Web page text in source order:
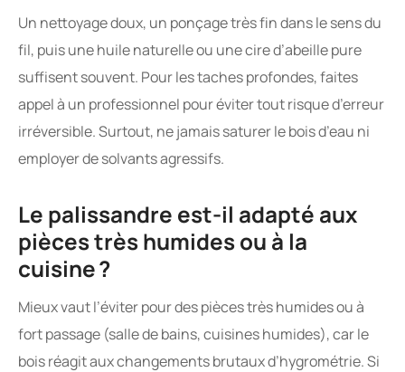
Un nettoyage doux, un ponçage très fin dans le sens du
fil, puis une huile naturelle ou une cire d’abeille pure
suffisent souvent. Pour les taches profondes, faites
appel à un professionnel pour éviter tout risque d’erreur
irréversible. Surtout, ne jamais saturer le bois d’eau ni
employer de solvants agressifs.
Le palissandre est-il adapté aux
pièces très humides ou à la
cuisine ?
Mieux vaut l’éviter pour des pièces très humides ou à
fort passage (salle de bains, cuisines humides), car le
bois réagit aux changements brutaux d’hygrométrie. Si